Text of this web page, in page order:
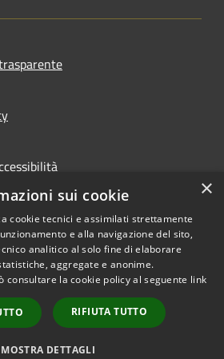
Copyright © 2026 • Comune di
byMunicipium
Accesso
redazione
×
sui cookie
cookie tecnici e assimilati strettamente
e alla navigazione del sito,
analitico al solo fine di elaborare
aggregate e anonime.
consultare la cookie policy al seguente link
RIFIUTA TUTTO
MOSTRA DETTAGLI